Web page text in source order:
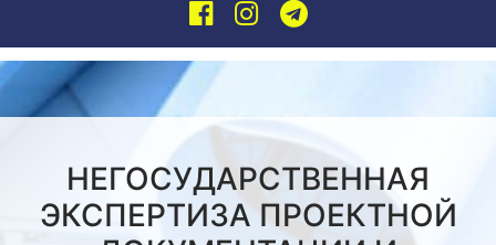
НЕГОСУДАРСТВЕННАЯ
ЭКСПЕРТИЗА ПРОЕКТНОЙ